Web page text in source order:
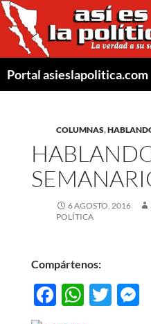
Saltar
al
contenido
Portal asieslapolitica.com
COLUMNAS,
6 AGOSTO, 2016
POLÍTICA
Compártenos:
F WT M